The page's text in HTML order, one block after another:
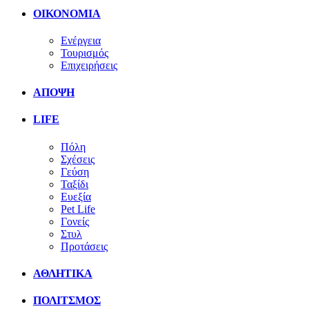
ΟΙΚΟΝΟΜΙΑ
Ενέργεια
Τουρισμός
Επιχειρήσεις
ΑΠΟΨΗ
LIFE
Πόλη
Σχέσεις
Γεύση
Ταξίδι
Ευεξία
Pet Life
Γονείς
Στυλ
Προτάσεις
ΑΘΛΗΤΙΚΑ
ΠΟΛΙΤΣΜΟΣ